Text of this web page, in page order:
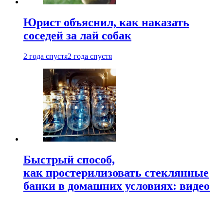
Юрист объяснил, как наказать
соседей за лай собак
2 года спустя2 года спустя
Быстрый способ,
как простерилизовать стеклянные
банки в домашних условиях: видео